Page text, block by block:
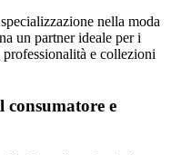
nella moda
un partner ideale per i
e collezioni
consumatore e